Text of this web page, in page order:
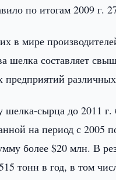
по итогам 2009 г.
в мире
шелка составляет
сырца до 2011 г.
на период с 2005
более $20 млн. В
тонн в год, в том